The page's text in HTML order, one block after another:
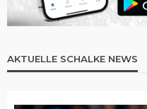
AKTUELLE SCHALKE NEWS